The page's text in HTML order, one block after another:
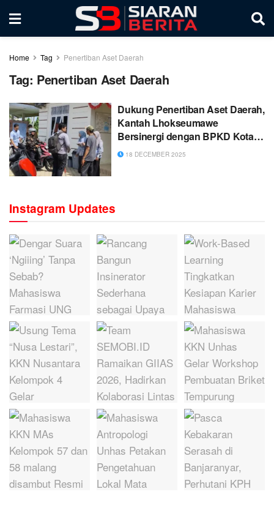
Home Tag Penertiban Aset Daerah
Tag: Penertiban Aset Daerah
Dukung Penertiban Aset Daerah,
Kantah Lhokseumawe
Bersinergi dengan BPKD Kota
Lhokseumawe
18 DECEMBER 2025
Instagram Updates